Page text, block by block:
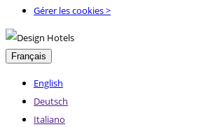
Gérer les cookies >
Français
English
Deutsch
Italiano